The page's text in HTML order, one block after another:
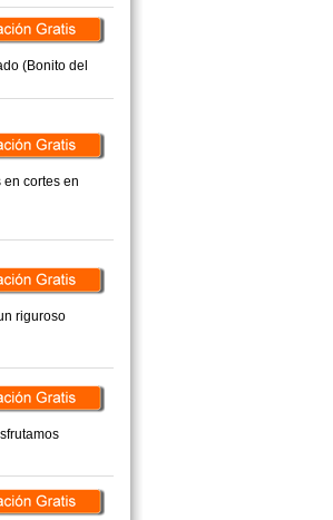
(Bonito del
cortes en
riguroso